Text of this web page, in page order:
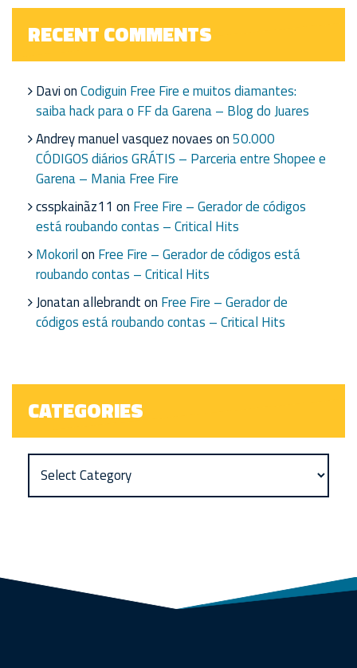
RECENT COMMENTS
DavionCodiguin Free Fire e muitos diamantes:
saiba hack para o FF da Garena – Blog do Juares
Andrey manuel vasquez novaeson50.000
CÓDIGOS diários GRÁTIS – Parceria entre Shopee e
Garena – Mania Free Fire
csspkainãz11 on Free Fire – Gerador de códigos
está roubando contas – Critical Hits
Mokorilon Free Fire – Gerador de códigos está
roubando contas – Critical Hits
Jonatan allebrandton Free Fire – Gerador de
códigos está roubando contas – Critical Hits
CATEGORIES